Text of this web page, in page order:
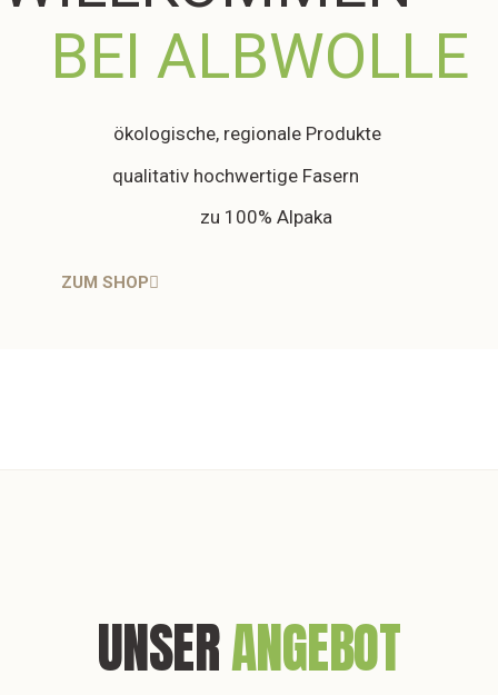
BEI ALBWOLLE
ökologische, regionale Produkte
qualitativ hochwertige Fasern
zu 100% Alpaka
ZUM SHOP
UNSERANGEBOT